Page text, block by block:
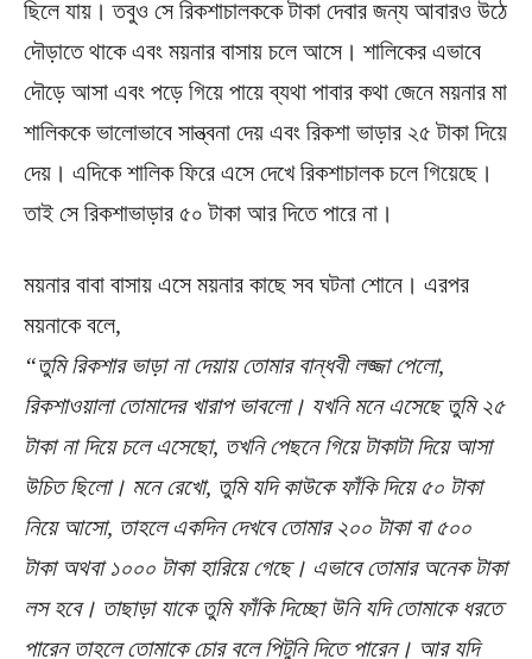
ছিলে যায়। তবুও সে রিকশাচালককে টাকা দেবার জন্য আবারও উঠে
দৌড়াতে থাকে এবং ময়নার বাসায় চলে আসে। শালিকের এভাবে
দৌড়ে আসা এবং পড়ে গিয়ে পায়ে ব্যথা পাবার কথা জেনে ময়নার মা
শালিককে ভালোভাবে সান্ত্বনা দেয় এবং রিকশা ভাড়ার ২৫ টাকা দিয়ে
দেয়। এদিকে শালিক ফিরে এসে দেখে রিকশাচালক চলে গিয়েছে।
তাই সে রিকশাভাড়ার ৫০ টাকা আর দিতে পারে না।
ময়নার বাবা বাসায় এসে ময়নার কাছে সব ঘটনা শোনে। এরপর
ময়নাকে বলে,
“তুমি রিকশার ভাড়া না দেয়ায় তোমার বান্ধবী লজ্জা পেলো,
রিকশাওয়ালা তোমাদের খারাপ ভাবলো। যখনি মনে এসেছে তুমি ২৫
টাকা না দিয়ে চলে এসেছো, তখনি পেছনে গিয়ে টাকাটা দিয়ে আসা
উচিত ছিলো। মনে রেখো, তুমি যদি কাউকে ফাঁকি দিয়ে ৫০ টাকা
নিয়ে আসো, তাহলে একদিন দেখবে তোমার ২০০ টাকা বা ৫০০
টাকা অথবা ১০০০ টাকা হারিয়ে গেছে। এভাবে তোমার অনেক টাকা
লস হবে। তাছাড়া যাকে তুমি ফাঁকি দিচ্ছো উনি যদি তোমাকে ধরতে
পারেন তাহলে তোমাকে চোর বলে পিটুনি দিতে পারেন। আর যদি